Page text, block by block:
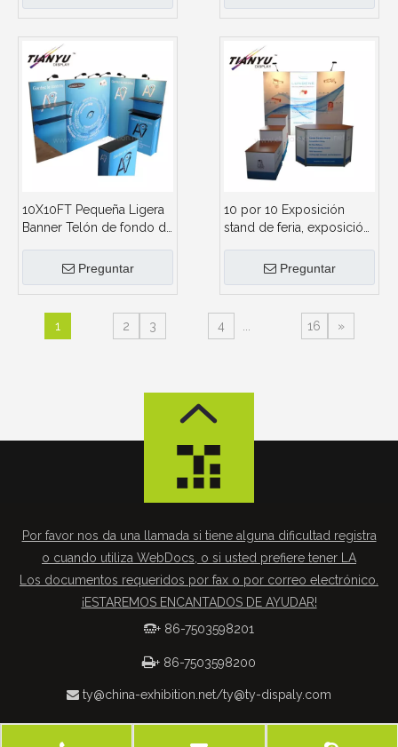
10X10FT Pequeña Ligera
Banner Telón de fondo de
Preguntar
10 por 10 Exposición
stand de feria, exposición
3D stand Preguntar
1 2 3 4 16 »
Por favor nos da una llamada si tiene alguna dificultad registra
o cuando utiliza WebDocs, o si usted prefiere tener LA
Los documentos requeridos por fax o por correo electrónico.
¡ESTAREMOS ENCANTADOS DE AYUDAR!
+ 86-7503598201
+ 86-7503598200
 ty@china-exhibition.net/ty@ty-dispaly.com